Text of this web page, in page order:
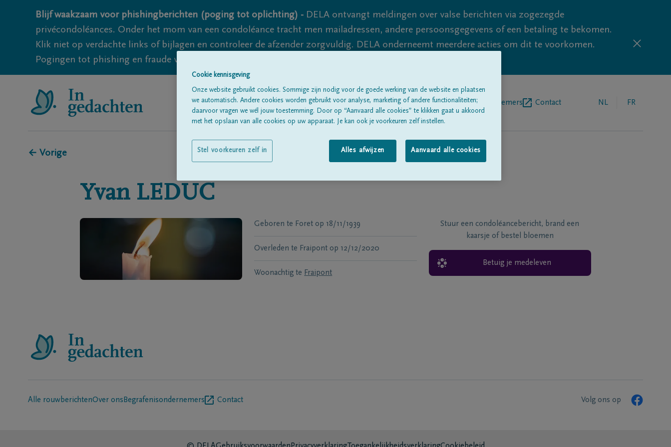
Blijf waakzaam voor phishingberichten (poging tot oplichting) - DELA ontvangt meldingen over valse berichten via zogezegde
privécondoléances. Onder het mom van een condoléance tracht men mailadressen, andere persoonsgegevens of een betaling te bekomen.
Klik niet op verdachte links of bijlagen en controleer de afzender zorgvuldig. DELA onderneemt meerdere acties om dit te voorkomen.
Pogingen tot phishing en fraude vallen echter nooit volledig uit te sluiten, dus blijf waakzaam.
Alle rouwberichten Over onsBegrafenisondernemers Contact NL FR
← Vorige
Yvan LEDUC
Geboren te Foret op 18/11/1939
Overleden te Fraipont op 12/12/2020
Woonachtig te Fraipont
Stuur een condoléancebericht, brand een
kaarsje of bestel bloemen
Betuig je medeleven
Alle rouwberichtenOver ons Begrafenisondernemers Contact Volg ons op
Cookie kennisgeving
Onze website gebruikt cookies. Sommige zijn nodig voor de goede werking van de website en plaatsen
we automatisch. Andere cookies worden gebruikt voor analyse, marketing of andere functionaliteiten;
daarvoor vragen we wél jouw toestemming. Door op “Aanvaard alle cookies” te klikken gaat u akkoord
met het opslaan van alle cookies op uw apparaat. Je kan ook je voorkeuren zelf instellen.
Alles afwijzen Aanvaard alle cookies
Stel voorkeuren zelf in